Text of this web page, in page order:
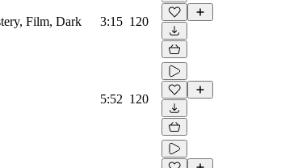
Film, Dark 3:15 120
5:52 120